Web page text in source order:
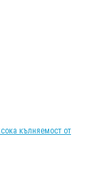
кълняемост от